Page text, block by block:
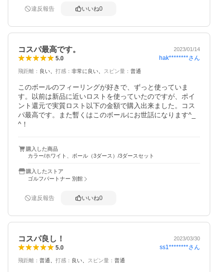
違反報告 いいね0
コスパ最高です。 2023/01/14
5.0 hak********さん
飛距離 ： 良い 打感 ： 非常に良い スピン量 ： 普通
このボールのフィーリングが好きで、ずっと使っていま
す。以前は新品に近いロストを使っていたのですが、ポイ
ント還元で実質ロスト以下の金額で購入出来ました。コス
パ最高です。また暫くはこのボールにお世話になります^_
^！
購入した商品
カラー/ホワイト、ボール（3ダース）/3ダースセット
購入したストア
ゴルフパートナー 別館
違反報告 いいね0
コスパ良し！ 2023/03/30
5.0 ss1********さん
飛距離 ： 普通 打感 ： 良い スピン量 ： 普通